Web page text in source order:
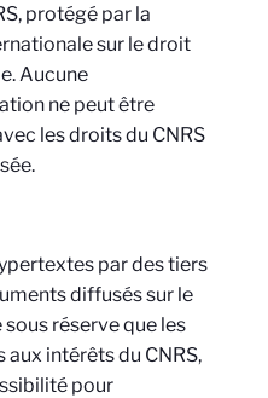
protégé par la
sur le droit
Aucune
ne peut être
les droits du CNRS
par des tiers
diffusés sur le
réserve que les
intérêts du CNRS,
pour